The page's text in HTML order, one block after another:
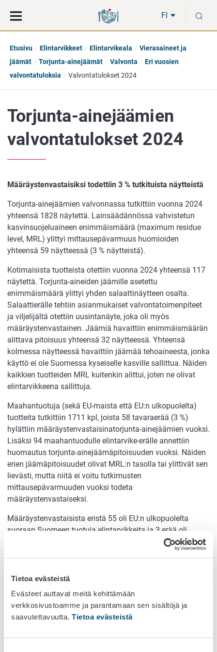
Tietoa evästeistä
Evästeet auttavat meitä kehittämään
verkkosivustoamme ja parantamaan sen sisältöjä ja
saavutettavuutta. Tietoa evästeistä
suoraan
sisältöön
koko
sivuston
FI
Etusivu Elintarvikkeet Elintarvikeala
Vierasaineet ja
jäämät
Torjunta-ainejäämät Valvonta
Eri vuosien
valvontatuloksia
Valvontatulokset 2024
Torjunta-ainejäämien
valvontatulokset 2024
Määräystenvastaisiksi todettiin 3 % tutkituista näytteistä
Torjunta-ainejäämien valvonnassa tutkittiin vuonna 2024
yhteensä 1828 näytettä. Lainsäädännössä vahvistetun
kasvinsuojeluaineen enimmäismäärä (maximum residue
level, MRL) ylittyi mittausepävarmuus huomioiden
yhteensä 59 näytteessä (3 % näytteistä).
Kotimaisista tuotteista otettiin vuonna 2024 yhteensä 117
näytettä. Torjunta-aineiden jäämille asetettu
enimmäismäärä ylittyi yhden salaattinäytteen osalta.
Salaattierälle tehtiin asianmukaiset valvontatoimenpiteet
ja viljelijältä otettiin uusintanäyte, joka oli myös
määräystenvastainen. Jäämiä havaittiin enimmäismäärän
alittava pitoisuus yhteensä 32 näytteessä. Yhteensä
kolmessa näytteessä havaittiin jäämää tehoaineesta, jonka
käyttö ei ole Suomessa kyseiselle kasville sallittua. Näiden
kaikkien tuotteiden MRL kuitenkin alittui, joten ne olivat
elintarvikkeena sallittuja.
Maahantuotuja (sekä EU-maista että EU:n ulkopuolelta)
tuotteita tutkittiin 1711 kpl, joista 58 tavaraerää (3 %)
hylättiin määräystenvastaisinatorjunta-ainejäämien vuoksi.
Lisäksi 94 maahantuodulle elintarvike-erälle annettiin
huomautus torjunta-ainejäämäpitoisuuden vuoksi. Näiden
erien jäämäpitoisuudet olivat MRL:n tasolla tai ylittivät sen
lievästi, mutta niitä ei voitu tutkimusten
mittausepävarmuuden vuoksi todeta
määräystenvastaiseksi.
Määräystenvastaisista eristä 55 oli EU:n ulkopuolelta
suoraan Suomeen tuotuja elintarvikkeita ja 3 erää oli
sisäkaupan elintarvikkeita. Lukuisia maahantuonnin tai
tuoreissa hedelmissä ja kasviksissa, riisissä, teessä ja
Valvontatoimenpiteet
vaadittavat valvontatoimenpiteet kaikkien